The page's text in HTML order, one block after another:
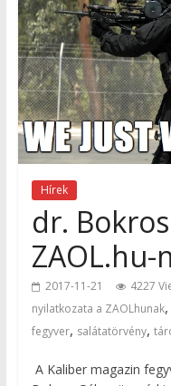
Hírek
dr.
ZAOL.hu-
2017-11-21 4227
nyilatkozata a ZAOLhunak,
fegyver, salátatörvény,
A Kaliber magazin